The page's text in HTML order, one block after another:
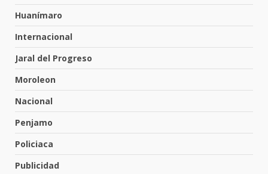
Huanímaro
Internacional
Jaral del Progreso
Moroleon
Nacional
Penjamo
Policiaca
Publicidad
5
6
Valle de Santiago refuerza
seguridad con nuevas unidades
7
6 de agosto de 2026